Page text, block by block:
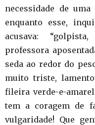
necessidade de
enquanto esse,
acusava:
professora
seda ao redor do
muito triste,
fileira verde-e-
tem a coragem de
vulgaridade! Que